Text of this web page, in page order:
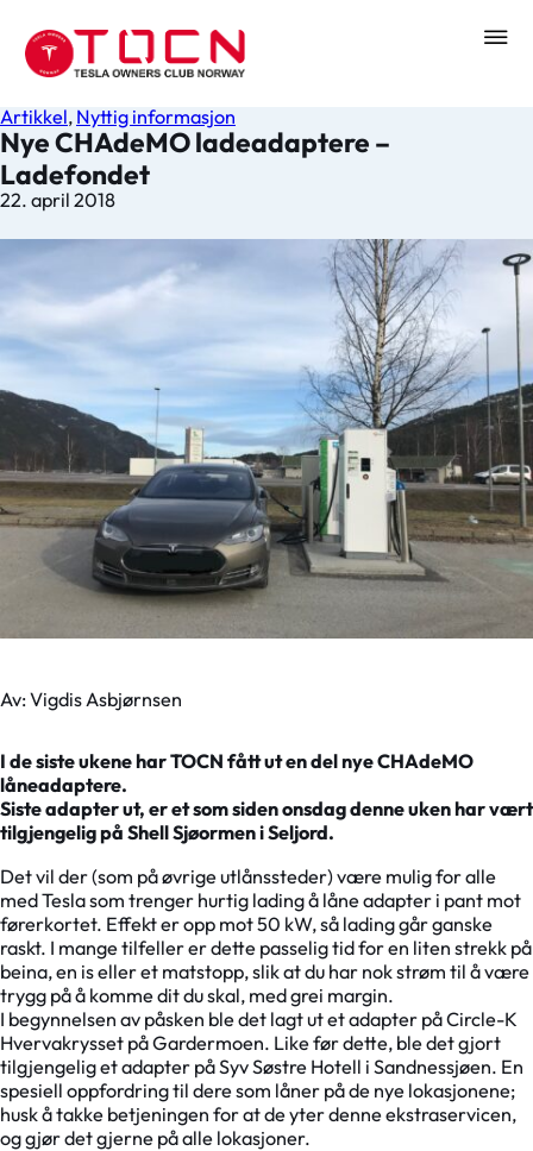
Nye CHAdeMO ladeadaptere –
Ladefondet
Artikkel, Nyttig informasjon
22. april 2018
Av: Vigdis Asbjørnsen
I de siste ukene har TOCN fått ut en del nye CHAdeMO
låneadaptere.
Siste adapter ut, er et som siden onsdag denne uken har vært
tilgjengelig på Shell Sjøormen i Seljord.
Det vil der (som på øvrige utlånssteder) være mulig for alle
med Tesla som trenger hurtig lading å låne adapter i pant mot
førerkortet. Effekt er opp mot 50 kW, så lading går ganske
raskt. I mange tilfeller er dette passelig tid for en liten strekk på
beina, en is eller et matstopp, slik at du har nok strøm til å være
trygg på å komme dit du skal, med grei margin.
I begynnelsen av påsken ble det lagt ut et adapter på Circle-K
Hvervakrysset på Gardermoen. Like før dette, ble det gjort
tilgjengelig et adapter på Syv Søstre Hotell i Sandnessjøen. En
spesiell oppfordring til dere som låner på de nye lokasjonene;
husk å takke betjeningen for at de yter denne ekstraservicen,
og gjør det gjerne på alle lokasjoner.